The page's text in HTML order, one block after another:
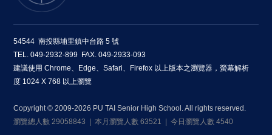
54544 南投縣埔里鎮中台路 5 號
TEL. 049-2932-899 FAX. 049-2933-093
建議使用 Chrome、Edge、Safari、Firefox 以上版本之瀏覽器，螢幕解析
度 1024 X 768 以上瀏覽
Copyright © 2009-2026 PU TAI Senior High School. All rights reserved.
瀏覽總人數 29058843 | 本月瀏覽人數 63521 | 今日瀏覽人數 4540